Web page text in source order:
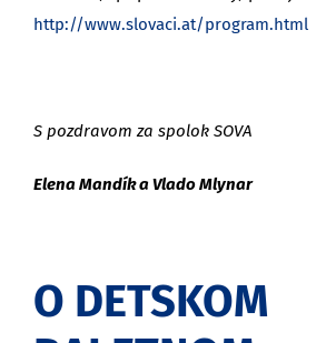
http://www.slovaci.at/program.html
S pozdravom za spolok SOVA
Elena Mandík a Vlado Mlynar
O DETSKOM